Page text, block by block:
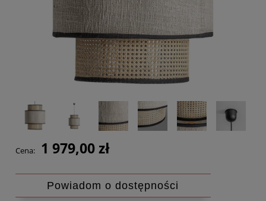
Cena: 1 979,00 zł
Powiadom o dostępności